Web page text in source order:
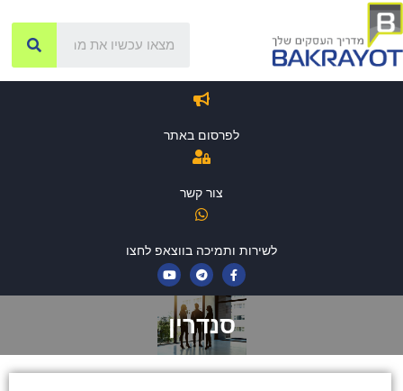
לפרסום באתר
צור קשר
לשירות ותמיכה בווצאפ לחצו
סנדרין